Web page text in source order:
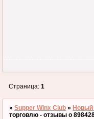
Страница:1
»Supper Winx Club »
торговлю - отзывы о